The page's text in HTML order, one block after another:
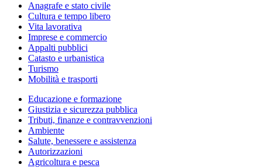
Anagrafe e stato civile
Cultura e tempo libero
Vita lavorativa
Imprese e commercio
Appalti pubblici
Catasto e urbanistica
Turismo
Mobilità e trasporti
Educazione e formazione
Giustizia e sicurezza pubblica
Tributi, finanze e contravvenzioni
Ambiente
Salute, benessere e assistenza
Autorizzazioni
Agricoltura e pesca